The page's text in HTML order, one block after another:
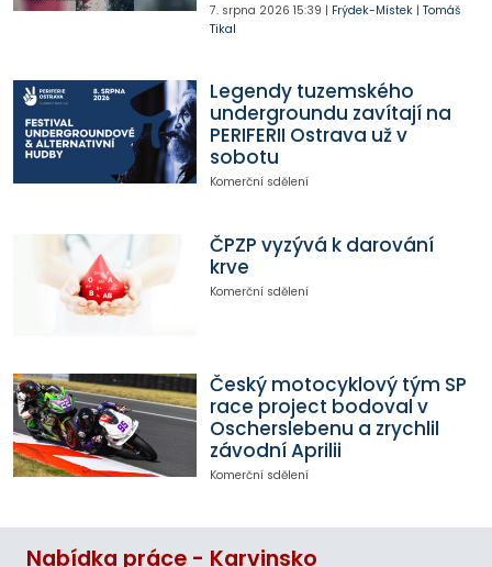
7. srpna 2026 15:39 | Frýdek-Místek| Tomáš
Tikal
Legendy tuzemského
undergroundu zavítají na
PERIFERII Ostrava už v
sobotu
Komerční sdělení
ČPZP vyzývá k darování
krve
Komerční sdělení
Český motocyklový tým SP
race project bodoval v
Oscherslebenu a zrychlil
závodní Aprilii
Komerční sdělení
Nabídka práce - Karvinsko